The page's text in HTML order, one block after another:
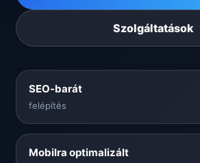
Szolgáltatások
SEO-barát
felépítés
Mobilra optimalizált